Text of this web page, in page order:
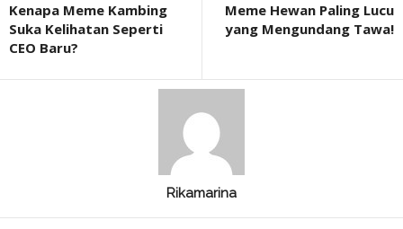
Kenapa Meme Kambing
Suka Kelihatan Seperti
CEO Baru?
Meme Hewan Paling Lucu
yang Mengundang Tawa!
Rikamarina